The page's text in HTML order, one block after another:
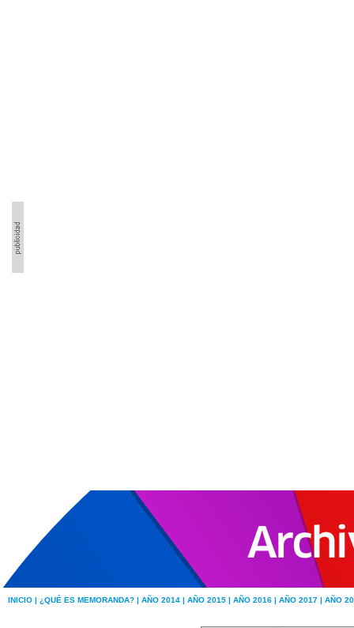
INICIO | ¿QUÉ ES MEMORANDA? | AÑO 2014 | AÑO 2015 | AÑO 2016 | AÑO 2017 | AÑO